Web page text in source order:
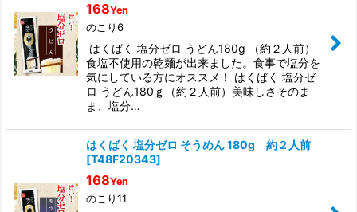
168Yen
のこり6
はくばく 塩分ゼロ うどん180g （約２人前）
食塩不使用の乾麺が出来ました。食事で塩分を
気にしている方にオススメ！ はくばく 塩分ゼ
ロ うどん180ｇ（約２人前）美味しさそのま
ま、塩分…
はくばく 塩分ゼロ そうめん 180g 約２人前
[T48F20343]
168Yen
のこり11